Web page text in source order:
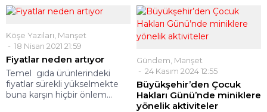
Köşe Yazıları Manşet
18 Nisan 2021 21:59
Fiyatlar neden artıyor
Temel gıda ürünlerindeki
fiyatlar sürekli yükselmekte
buna karşın hiçbir önlem...
Gündem Manşet
24 Kasım 2024 12:55
Büyükşehir’den Çocuk
Hakları Günü’nde miniklere
yönelik aktiviteler